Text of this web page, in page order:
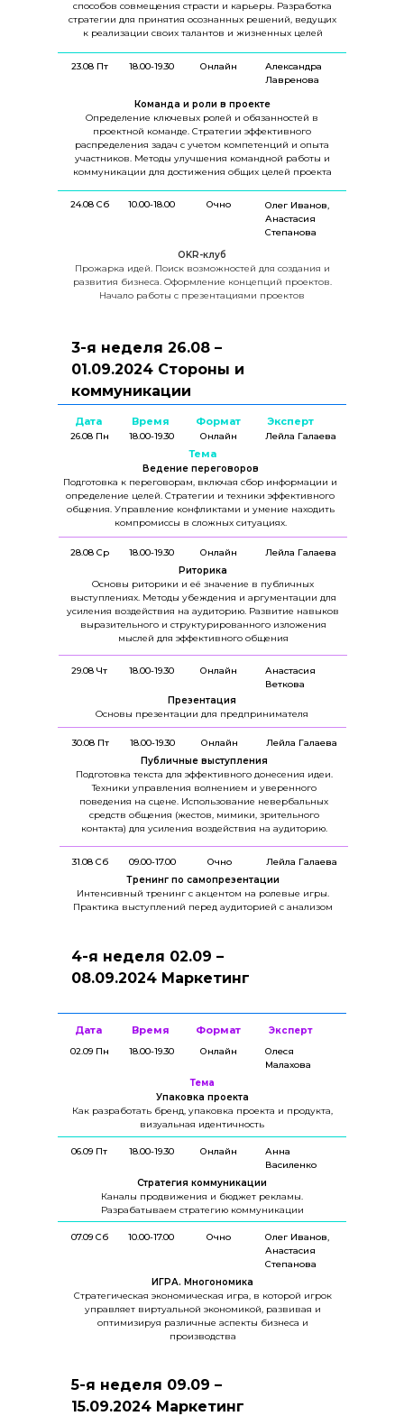
23.08 Пт 18.00-19.30
способов совмещения страсти и карьеры. Разработка
стратегии для принятия осознанных решений, ведущих
к реализации своих талантов и жизненных целей
Онлайн
Александра
Лавренова
Команда и роли в проекте
Определение ключевых ролей и обязанностей в
проектной команде. Стратегии эффективного
распределения задач с учетом компетенций и опыта
участников. Методы улучшения командной работы и
коммуникации для достижения общих целей проекта
24.08 Сб 10.00-18.00 Очно
Олег Иванов,
Анастасия
Степанова
OKR-клуб
Прожарка идей. Поиск возможностей для создания и
развития бизнеса. Оформление концепций проектов.
Начало работы с презентациями проектов
3-я неделя 26.08 –
01.09.2024 Стороны и
коммуникации
Дата Время Формат
Тема
Эксперт
26.08 Пн
28.08 Ср
18.00-19.30 Онлайн
Ведение переговоров
Подготовка к переговорам, включая сбор информации и
определение целей. Стратегии и техники эффективного
общения. Управление конфликтами и умение находить
компромиссы в сложных ситуациях.
Лейла Галаева
18.00-19.30
Онлайн
Риторика
Основы риторики и её значение в публичных
выступлениях. Методы убеждения и аргументации для
усиления воздействия на аудиторию. Развитие навыков
выразительного и структурированного изложения
мыслей для эффективного общения
Лейла Галаева
29.08 Чт 18.00-19.30
30.08 Пт
31.08 Сб
18.00-19.30
09.00-17.00
Онлайн
Очно
Публичные выступления
Подготовка текста для эффективного донесения идеи.
Техники управления волнением и уверенного
поведения на сцене. Использование невербальных
средств общения (жестов, мимики, зрительного
контакта) для усиления воздействия на аудиторию.
Тренинг по самопрезентации
Интенсивный тренинг с акцентом на ролевые игры.
Практика выступлений перед аудиторией с анализом
Лейла Галаева
Онлайн
Лейла Галаева
Презентация
Основы презентации для предпринимателя
Анастасия
Веткова
4-я неделя 02.09 –
08.09.2024 Маркетинг
Дата Время Формат
Тема
Эксперт
02.09 Пн
07.09 Сб
18.00-19.30 Онлайн
Упаковка проекта
Как разработать бренд, упаковка проекта и продукта,
визуальная идентичность
Олеся
Малахова
10.00-17.00 Очно
ИГРА. Многономика
Стратегическая экономическая игра, в которой игрок
управляет виртуальной экономикой, развивая и
оптимизируя различные аспекты бизнеса и
производства
Олег Иванов,
Анастасия
Степанова
06.09 Пт 18.00-19.30 Онлайн
Стратегия коммуникации
Каналы продвижения и бюджет рекламы.
Разрабатываем стратегию коммуникации
Анна
Василенко
5-я неделя 09.09 –
15.09.2024 Маркетинг